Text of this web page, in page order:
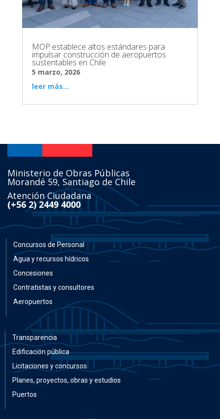
MOP establece altos estándares para
impulsar construcción de aeropuertos
sustentables en Chile
5 marzo, 2026
leer más...
Ministerio de Obras Públicas
Morandé 59, Santiago de Chile
Atención Ciudadana
(+56 2) 2449 4000
Concursos de Personal
Agua y recursos hídricos
Concesiones
Contratistas y consultores
Aeropuertos
Transparencia
Edificación pública
Licitaciones y concursos
Planes, proyectos, obras y estudios
Puertos